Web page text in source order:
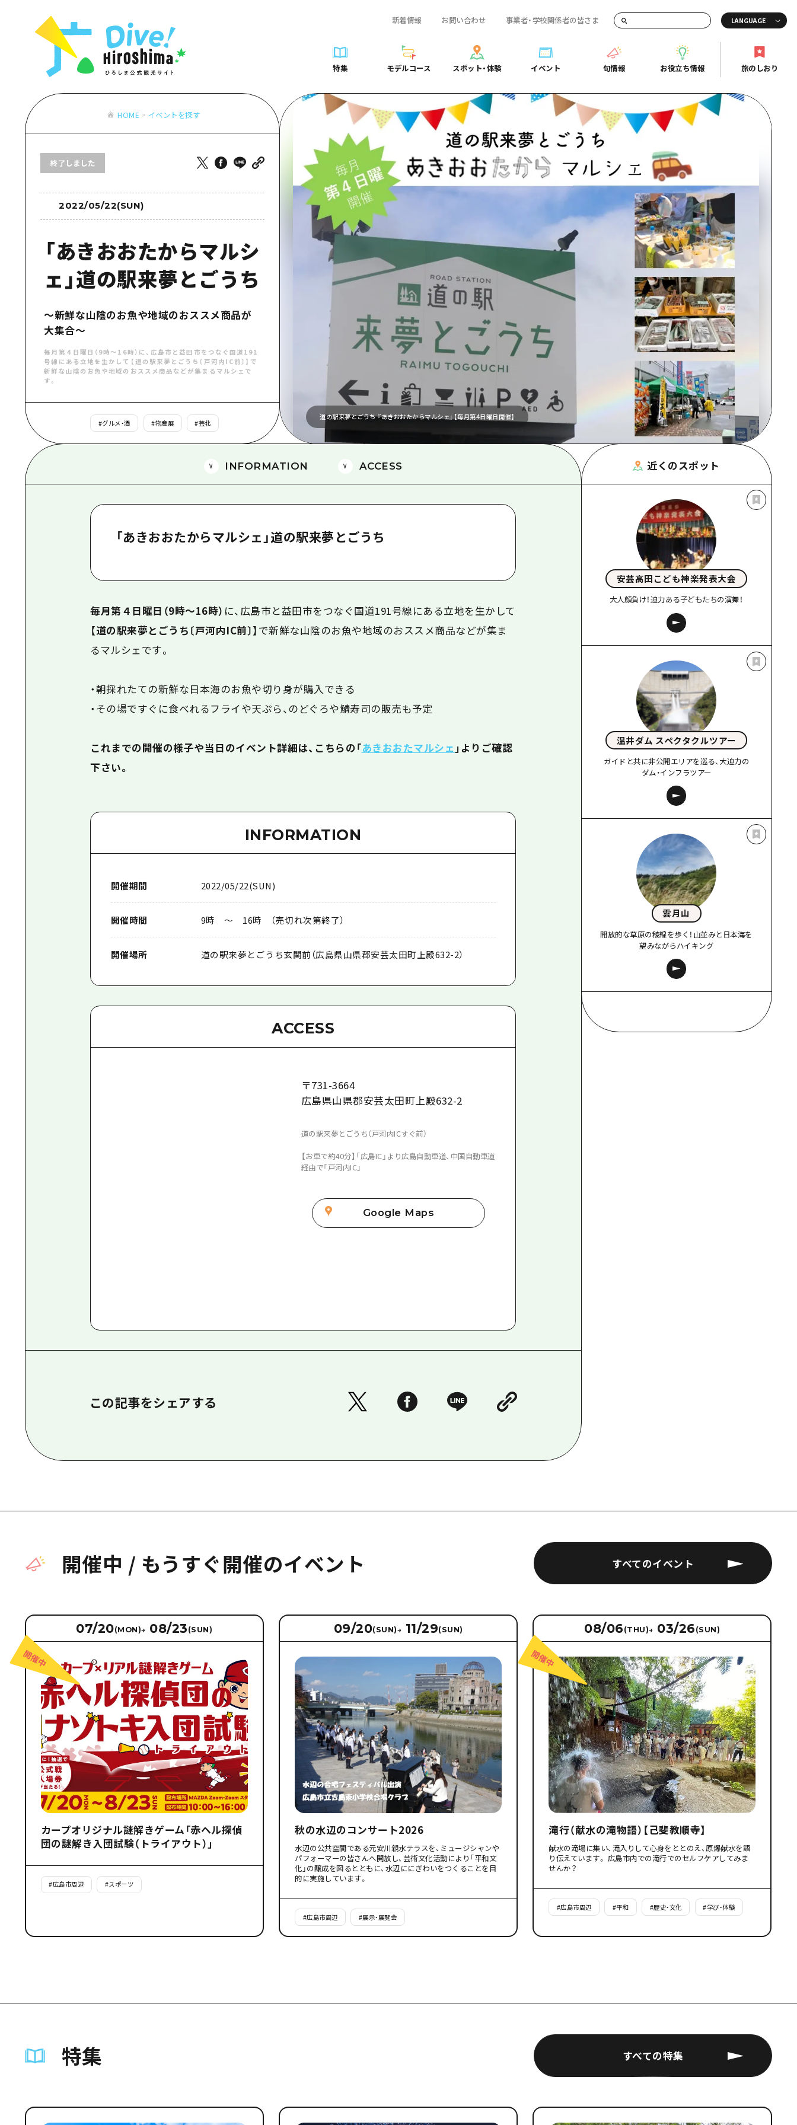
新着情報 お問い合わせ 事業者・学校関係者の皆さま
特集
アート
サイクリング
ショッピング
スポーツ
ナイトライフ
世界遺産
学び・体験
歴史・文化
癒し
モデルコース
Dive! Hiroshima 公式ガイド
広島もしもトラベル
あたらしい非日常
広島市周辺
安芸
備後
備北
山口県東部
日帰り
半日
1泊2日
スポット・体験
スポット・体験一覧
安芸
備後
備北
島根県
イベント
旬情報
お役立ち情報
お役立ち情報一覧
アクセス
二次交通まとめ
施設の混雑状況のお知らせ
お得な周遊チケット
手荷物預かり・配送サービス
広島おもてなしパス
HIROSHIMA FREE Wi-Fi
観光案内所
広島県を訪れる外国人旅行者向け情報一覧
ガイドブック
よくあるご質問
メディア掲載情報
フォトダウンロード
関連リンク
旅のしおり
おすすめ
世界遺産
歴史・文化
自然
芸北
宮島周辺
山口県東部
半日
2泊3日
備後
芸北
山口県東部
愛媛県
島根県
お役立ち情報一覧
アクセス
二次交通まとめ
HIROSHIMA FREE Wi-Fi
ボランティアガイド
広島県の魅力を動画でご紹介！
よくあるご質問
フォトダウンロード
HOME イベントを探す
終了しました
2022/05/22(SUN)
「あきおおたからマルシ
ェ」道の駅来夢とごうち
～新鮮な山陰のお魚や地域のおススメ商品が
大集合～
毎月第４日曜日（9時～16時）に、広島市と益田市をつなぐ国道191
号線にある立地を生かして【道の駅来夢とごうち〔戸河内IC前〕】で
新鮮な山陰のお魚や地域のおススメ商品などが集まるマルシェで
す。
#グルメ・酒 #物産展 #芸北
道の駅来夢とごうち 『あきおおたからマルシェ』【毎月第4日曜日開催】
INFORMATION ACCESS
「あきおおたからマルシェ」道の駅来夢とごうち
毎月第４日曜日（9時～16時） に、広島市と益田市をつなぐ国道191号線にある立地を生かして
【道の駅来夢とごうち〔戸河内IC前〕】で新鮮な山陰のお魚や地域のおススメ商品などが集ま
るマルシェ です。
・朝採れたての新鮮な日本海のお魚や切り身が購入できる
・その場ですぐに食べれるフライや天ぷら、のどぐろや鯖寿司の販売も予定
これまでの開催の様子や当日のイベント詳細は、こちらの「あきおおたマルシェ 」よりご確認
下さい。
INFORMATION
開催期間 2022/05/22(SUN)
開催時間 9時 ～ 16時 （売切れ次第終了）
開催場所 道の駅来夢とごうち玄関前（広島県山県郡安芸太田町上殿632-2）
ACCESS
〒731-3664
広島県山県郡安芸太田町上殿632-2
道の駅来夢とごうち（戸河内ICすぐ前）
【お車で約40分】「広島IC」より広島自動車道、中国自動車道
経由で「戸河内IC」
Google Maps
この記事をシェアする
近くのスポット
安芸高田こども神楽発表大会
大人顔負け！迫力ある子どもたちの演舞！
温井ダム スペクタクルツアー
ガイドと共に非公開エリアを巡る、大迫力の
ダム・インフラツアー
雲月山
開放的な草原の稜線を歩く！山並みと日本海を
望みながらハイキング
開催中 / もうすぐ開催のイベント すべてのイベント
07/20(MON)→ 08/23 (SUN)
カープオリジナル謎解きゲーム「赤ヘル探偵
団の謎解き入団試験（トライアウト）」
#広島市周辺 #スポーツ
09/20(SUN)→ 11/29(SUN)
秋の水辺のコンサート2026
水辺の公共空間である元安川親水テラスを、ミュージシャンや
パフォーマーの皆さんへ開放し、芸術文化活動により「平和文
化」の醸成を図るとともに、水辺ににぎわいをつくることを目
的に実施しています。
#広島市周辺 #展示・展覧会
08/06 (THU)→ 03/26 (SUN)
滝行（献水の滝物語）【己斐教順寺】
献水の滝場に集い、滝入りして心身をととのえ、原爆献水を語
り伝えています。 広島市内での滝行でのセルフケアしてみま
せんか？
#広島市周辺 #平和 #歴史・文化 #学び・体験
特集 すべての特集